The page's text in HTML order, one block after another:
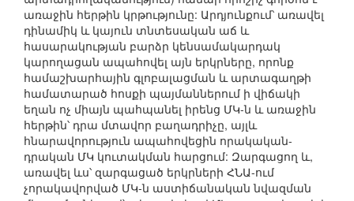
առաջին հերթին կրթությունը: Արդյունքում՝ առավել
դինամիկ և կայուն տնտեսական աճ և
հասարակության բարձր կենսամակարդակ
կարողացան ապահովել այն երկրները, որոնք
համաշխարհային գլոբալացման և արտագաղթի
համատարած հոսքի պայմաններում ի վիճակի
եղան ոչ միայն պահպանել իրենց ՄԿ-ն և առաջին
հերթին՝ դրա մտավոր բաղադրիչը, այլև
հնարավորություն ապահովեցին որակական-
դրական ՄԿ կուտակման հարցում: Զարգացող և,
առավել ևս՝ զարգացած երկրների ՀՆԱ-ում
չորակավորված ՄԿ-ն աստիճանական նվազման